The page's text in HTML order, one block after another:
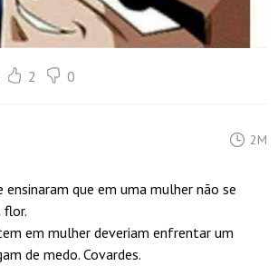
2 0
2M
ensinaram que em uma mulher não se
flor.
em mulher deveriam enfrentar um
de medo. Covardes.